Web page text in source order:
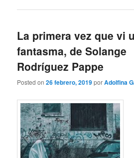
La primera vez que vi
fantasma, de Solange
Rodríguez Pappe
Posted on26 febrero, 2019porAdolfina